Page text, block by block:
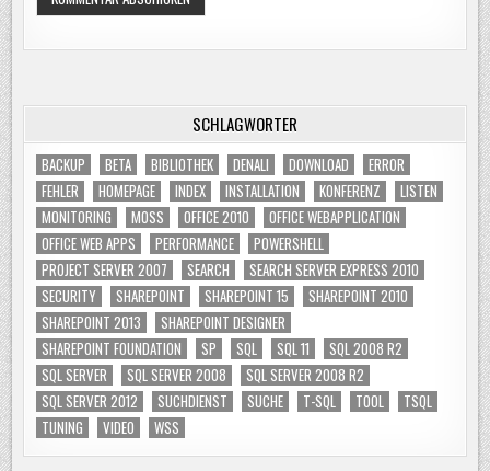
SCHLAGWÖRTER
BACKUP BETA BIBLIOTHEK DENALI DOWNLOAD
ERROR
FEHLER
HOMEPAGE INDEX INSTALLATION KONFERENZ
LISTEN
MONITORING
MOSS OFFICE 2010
OFFICE WEBAPPLICATION
OFFICE WEB APPS
PERFORMANCE
POWERSHELL
PROJECT SERVER 2007
SEARCH
SEARCH SERVER EXPRESS 2010
SECURITY
SHAREPOINT SHAREPOINT 15
SHAREPOINT 2010
SHAREPOINT 2013
SHAREPOINT DESIGNER
SHAREPOINT FOUNDATION
SP SQL SQL 11
SQL 2008 R2
SQL SERVER
SQL SERVER 2008
SQL SERVER 2008 R2
SQL SERVER 2012
SUCHDIENST SUCHE T-SQL TOOL
TSQL
TUNING
VIDEO WSS